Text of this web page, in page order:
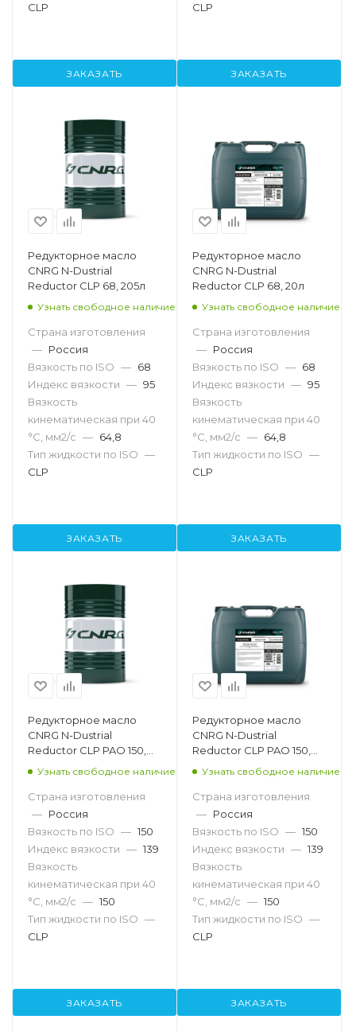
CLP
ЗАКАЗАТЬ
CLP
ЗАКАЗАТЬ
Редукторное масло
CNRG N-Dustrial
Reductor CLP 68, 205л
Узнать свободное наличие
Страна изготовления
— Россия
Вязкость по ISO — 68
Индекс вязкости — 95
Вязкость
кинематическая при 40
°С, мм2/с — 64,8
Тип жидкости по ISO —
CLP
ЗАКАЗАТЬ
Редукторное масло
CNRG N-Dustrial
Reductor CLP 68, 20л
Узнать свободное наличие
Страна изготовления
— Россия
Вязкость по ISO — 68
Индекс вязкости — 95
Вязкость
кинематическая при 40
°С, мм2/с — 64,8
Тип жидкости по ISO —
CLP
ЗАКАЗАТЬ
Редукторное масло
CNRG N-Dustrial
Reductor CLP PAO 150,
205л
Узнать свободное наличие
Страна изготовления
— Россия
Вязкость по ISO — 150
Индекс вязкости — 139
Вязкость
кинематическая при 40
°С, мм2/с — 150
Тип жидкости по ISO —
CLP
ЗАКАЗАТЬ
Редукторное масло
CNRG N-Dustrial
Reductor CLP PAO 150,
20лУзнать свободное наличие
Страна изготовления
— Россия
Вязкость по ISO — 150
Индекс вязкости — 139
Вязкость
кинематическая при 40
°С, мм2/с — 150
Тип жидкости по ISO —
CLP
ЗАКАЗАТЬ